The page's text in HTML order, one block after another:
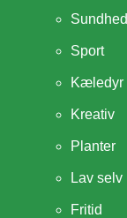
Sundhed
Sport
Kæledyr
Kreativ
Planter
Lav selv
Fritid